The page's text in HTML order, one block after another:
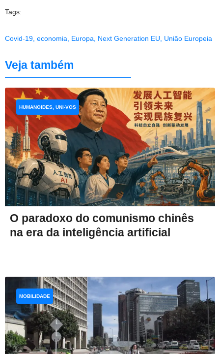
Tags:
Covid-19 economia Europa Next Generation EU União Europeia
Veja também
O paradoxo do comunismo chinês
na era da inteligência artificial
HUMANOIDES, UNI-VOS
MOBILIDADE